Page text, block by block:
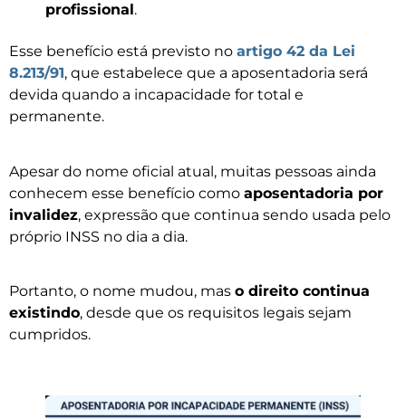
profissional.
Esse benefício está previsto no artigo 42 da Lei
8.213/91, que estabelece que a aposentadoria será
devida quando a incapacidade for total e
permanente.
Apesar do nome oficial atual, muitas pessoas ainda
conhecem esse benefício como aposentadoria por
invalidez, expressão que continua sendo usada pelo
próprio INSS no dia a dia.
Portanto, o nome mudou, mas o direito continua
existindo, desde que os requisitos legais sejam
cumpridos.